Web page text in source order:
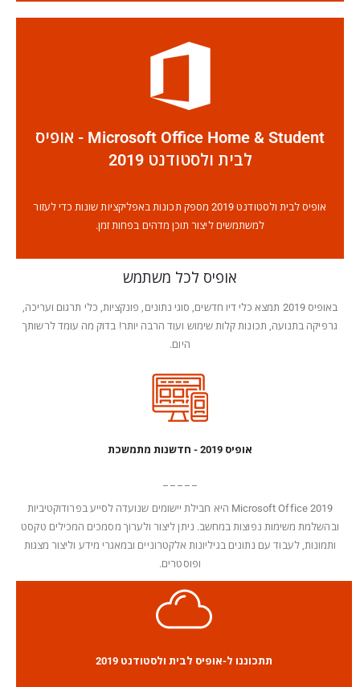
Microsoft Office Home & Student - אופיס
לבית ולסטודנט 2019
אופיס לבית ולסטודנט 2019 מספק תכונות באפליקציות שונות כדי לעזור
למשתמשים ליצור תוכן מדהים בפחות זמן.
אופיס לכל משתמש
באופיס 2019 תמצא כלי דיו חדשים, סוגי נתונים, פונקציות, כלי תרגום ועריכה,
גרפיקה בתנועה, תכונות קלות שימוש ועוד הרבה יותר! בדוק מה עומד לרשותך
היום.
אופיס 2019 - חדשנות מתמשכת
Microsoft Office 2019 היא חבילת יישומים שנועדה לסייע בפרודוקטיביות
ובהשלמת משימות נפוצות במחשב. ניתן ליצור ולערוך מסמכים המכילים טקסט
ותמונות, לעבוד עם נתונים בגיליונות אלקטרוניים ובמאגרי מידע וליצור מצגות
ופוסטרים.
תתכוננו ל-אופיס לבית ולסטודנט 2019